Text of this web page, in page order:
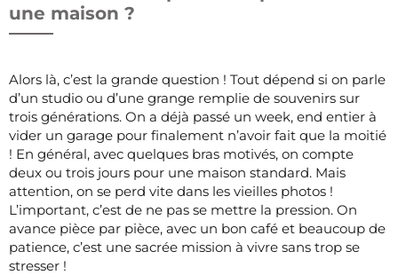
une maison ?
Alors là, c’est la grande question ! Tout dépend si on parle
d’un studio ou d’une grange remplie de souvenirs sur
trois générations. On a déjà passé un week, end entier à
vider un garage pour finalement n’avoir fait que la moitié
! En général, avec quelques bras motivés, on compte
deux ou trois jours pour une maison standard. Mais
attention, on se perd vite dans les vieilles photos !
L’important, c’est de ne pas se mettre la pression. On
avance pièce par pièce, avec un bon café et beaucoup de
patience, c’est une sacrée mission à vivre sans trop se
stresser !